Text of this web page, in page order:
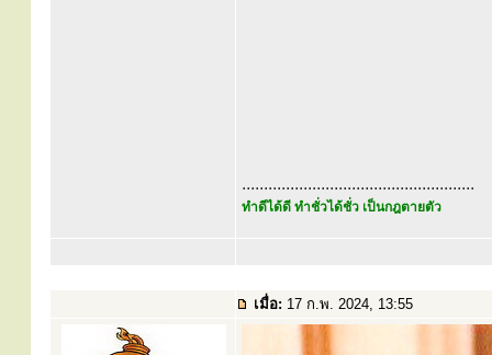
.....................................................
ทำดีได้ดี ทำชั่วได้ชั่ว เป็นกฎตายตัว
เมื่อ: 17 ก.พ. 2024, 13:55